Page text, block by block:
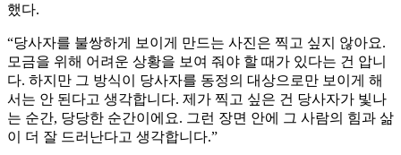
했다.
“당사자를 불쌍하게 보이게 만드는 사진은 찍고 싶지 않아요.
모금을 위해 어려운 상황을 보여 줘야 할 때가 있다는 건 압니
다. 하지만 그 방식이 당사자를 동정의 대상으로만 보이게 해
서는 안 된다고 생각합니다. 제가 찍고 싶은 건 당사자가 빛나
는 순간, 당당한 순간이에요. 그런 장면 안에 그 사람의 힘과 삶
이 더 잘 드러난다고 생각합니다.”